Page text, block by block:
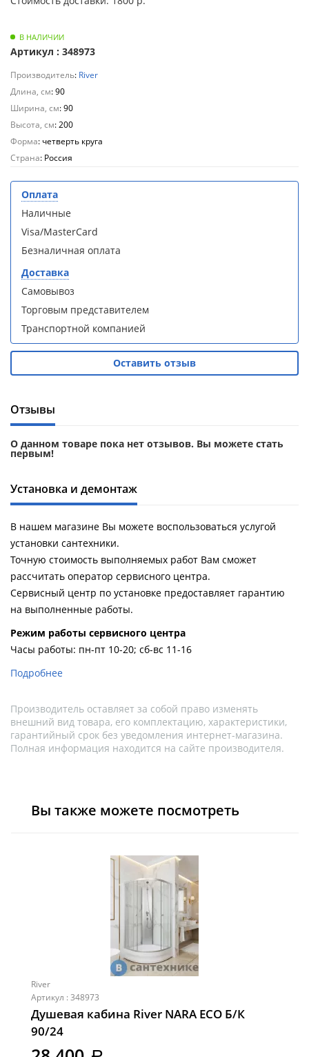
кабина
(L910)
Душевой
уголок
ABBER
Diamant
AG30120B5-
S90B5 +
поддон
(Витрина)
Душевой
уголок
BelBagno
UNO-AH-
(витрина)
Все
новинки
кабина
(L910)
Душевой
уголок
ABBER
Diamant
AG30120B5-
S90B5 +
поддон
(Витрина)
Душевой
уголок
BelBagno
UNO-AH-
(витрина)
Все
акции
В НАЛИЧИИ
Артикул : 348973
Производитель: River
Длина, см: 90
Ширина, см: 90
Высота, см: 200
Форма: четверть круга
Страна: Россия
Оплата
Наличные
Visa/MasterCard
Безналичная оплата
Доставка
Самовывоз
Торговым представителем
Транспортной компанией
Оставить отзыв
Отзывы
О данном товаре пока нет отзывов. Вы можете стать
первым!
Установка и демонтаж
В нашем магазине Вы можете воспользоваться услугой
установки сантехники.
Точную стоимость выполняемых работ Вам сможет
рассчитать оператор сервисного центра.
Сервисный центр по установке предоставляет гарантию
на выполненные работы.
Pежим работы сервисного центра
Часы работы: пн-пт 10-20; сб-вс 11-16
Подробнее
Производитель оставляет за собой право изменять
внешний вид товара, его комплектацию, характеристики,
гарантийный срок без уведомления интернет-магазина.
Полная информация находится на сайте производителя.
Вы также можете посмотреть
River
Артикул : 348973
Душевая кабина River NARA ECO Б/К
90/24